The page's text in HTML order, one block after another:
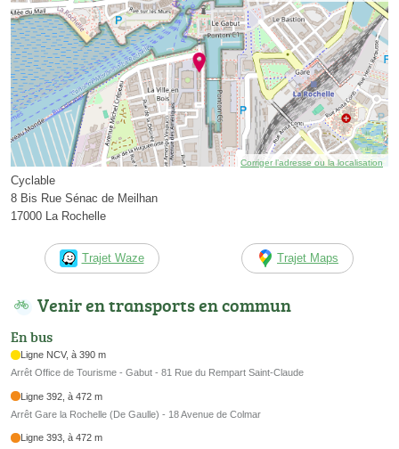
Corriger l’adresse ou la localisation
Cyclable
8 Bis Rue Sénac de Meilhan
17000 La Rochelle
Trajet Waze Trajet Maps
Venir en transports en commun
En bus
Ligne NCV, à 390 m
Arrêt Office de Tourisme - Gabut - 81 Rue du Rempart Saint-Claude
Ligne 392, à 472 m
Arrêt Gare la Rochelle (De Gaulle) - 18 Avenue de Colmar
Ligne 393, à 472 m